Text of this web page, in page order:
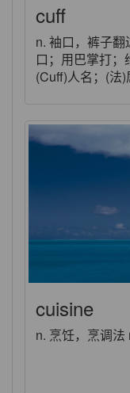
cuff
n. 袖口，裤子
口；用巴掌打
(Cuff)人名；(法
cuisine
n. 烹饪，烹调